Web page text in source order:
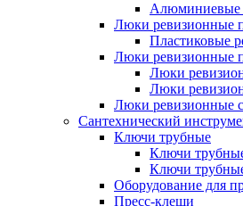
Алюминиевые
Люки ревизионные
Пластиковые
Люки ревизионные
Люки
Люки
Люки ревизионные
Сантехнический
Ключи трубные
Ключи
Ключи
Оборудование для
Пресс-клещи